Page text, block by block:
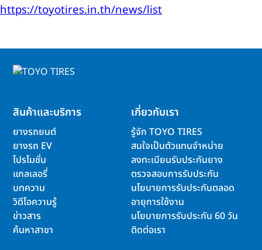
https://toyotires.in.th/news/list
สินค้าและบริการ
ยางรถยนต์
ยางรถ EV
โปรโมชั่น
แกลเลอรี่
บทความ
วิดีโอความรู้
ข่าวสาร
ค้นหาสาขา
เกี่ยวกับเรา
รู้จัก TOYO TIRES
สนใจเป็นตัวแทนจำหน่าย
ลงทะเบียนรับประกันยาง
ตรวจสอบการรับประกัน
นโยบายการรับประกันตลอด
อายุการใช้งาน
นโยบายการรับประกัน 60 วัน
ติดต่อเรา